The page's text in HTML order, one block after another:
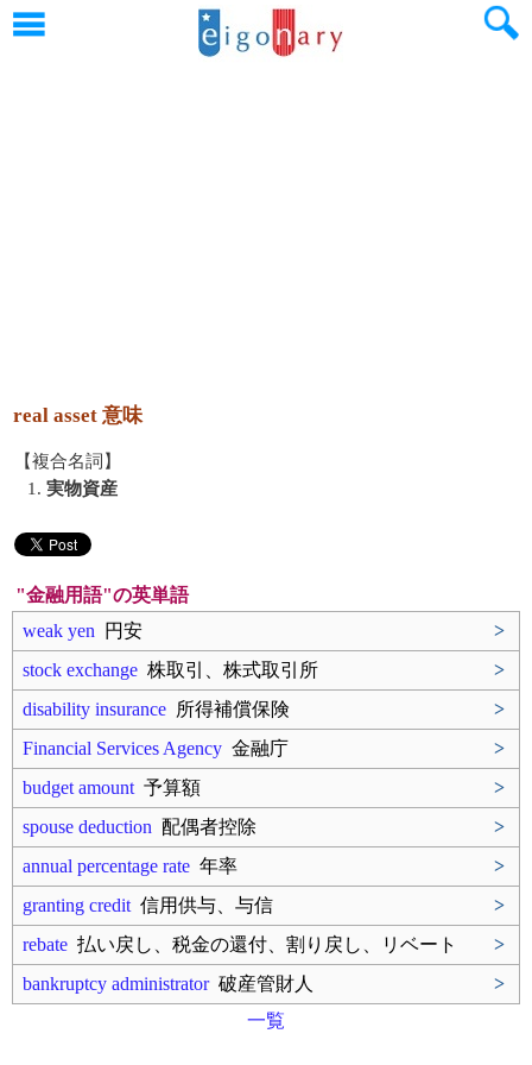
real asset 意味
【複合名詞】
1. 実物資産
"金融用語"の英単語
weak yen 円安
>
stock exchange 株取引、株式取引所
>
disability insurance 所得補償保険
>
Financial Services Agency 金融庁
>
budget amount 予算額
>
spouse deduction 配偶者控除
>
annual percentage rate 年率
>
granting credit 信用供与、与信
>
rebate 払い戻し、税金の還付、割り戻し、リベート
>
bankruptcy administrator破産管財人
>
一覧